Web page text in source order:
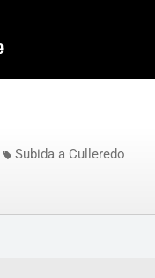
Subida a Culleredo